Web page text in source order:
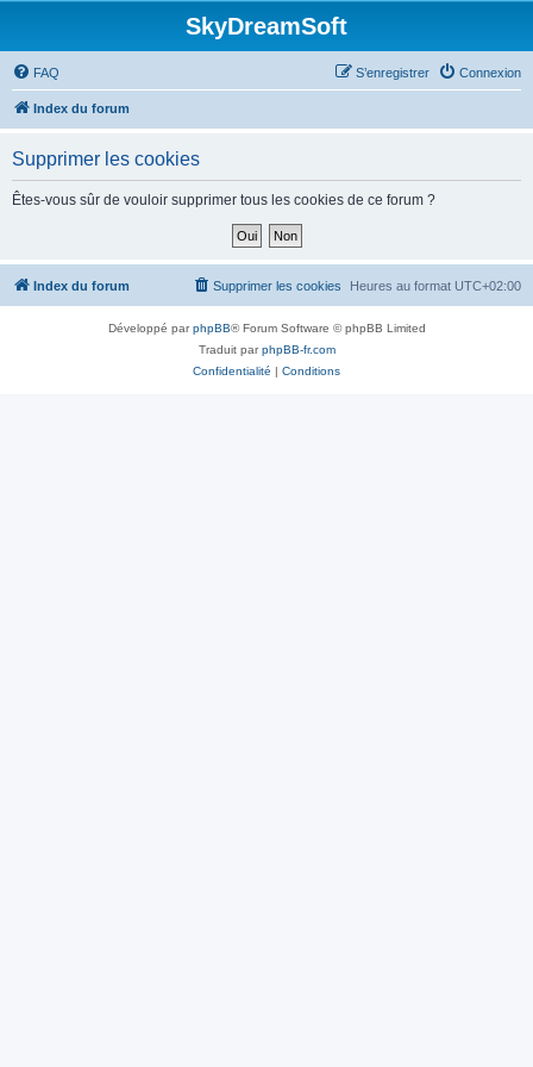
SkyDreamSoft
FAQ Connexion
S’enregistrer
Index du forum
Supprimer les cookies
Êtes-vous sûr de vouloir supprimer tous les cookies de ce forum ?
Index du forum Heures au format UTC+02:00
Supprimer les cookies
Développé parphpBB® Forum Software © phpBB Limited
Traduit parphpBB-fr.com
Confidentialité | Conditions